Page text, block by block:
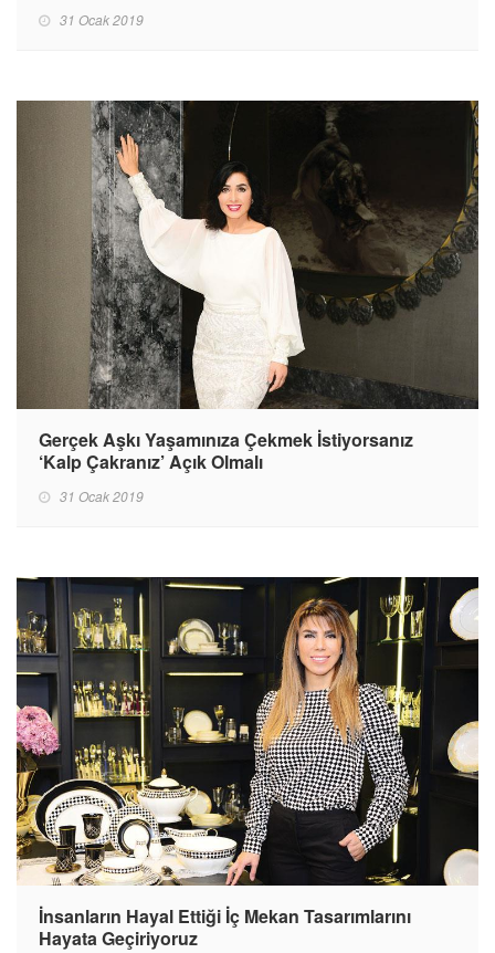
31 Ocak 2019
Gerçek Aşkı Yaşamınıza Çekmek İstiyorsanız
‘Kalp Çakranız’ Açık Olmalı
31 Ocak 2019
İnsanların Hayal Ettiği İç Mekan Tasarımlarını
Hayata Geçiriyoruz